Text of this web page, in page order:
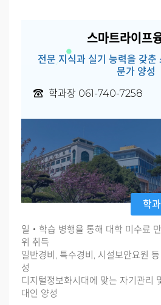
스마트라이프
전문 지식과 실기 능력을 갖춘
문가 양성
학과장 061-740-7258
학
일‧학습 병행을 통해 대학 미수료
위 취득
일반경비, 특수경비, 시설보안요원
성
디지털정보화시대에 맞는 자기관리
대인 양성